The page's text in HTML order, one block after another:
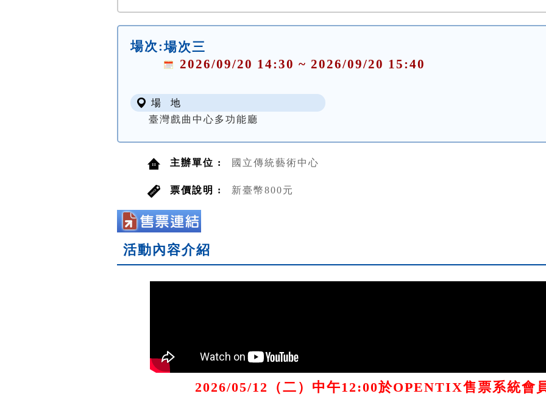
場次:場次三
2026/09/20 14:30 ~ 2026/09/20 15:40
場 地
臺灣戲曲中心多功能廳
主辦單位 : 國立傳統藝術中心
票價說明 : 新臺幣800元
活動內容介紹
2026/05/12（二）中午12:00於OPENTIX售票系統會